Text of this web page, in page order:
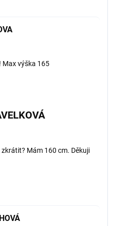
Max výška 165
Mám 160 cm. Děkuji